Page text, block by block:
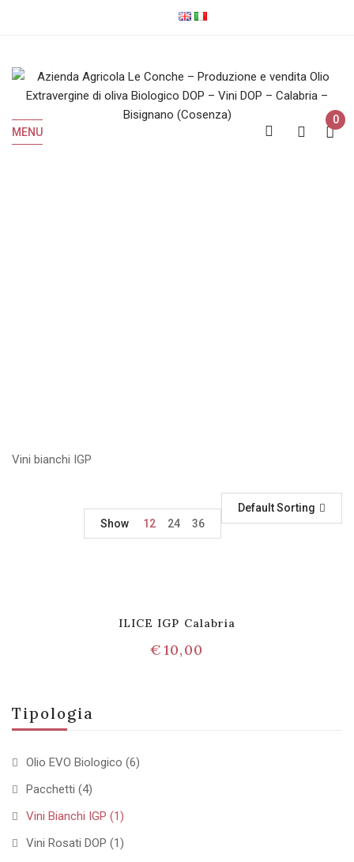
MENU
0
Tipologia
Olio EVO Biologico (6)
Pacchetti (4)
Vini Bianchi IGP (1)
Vini Rosati DOP (1)
Vini bianchi IGP
Default Sorting
Show
12 24 36
ILICE IGP Calabria
€10,00